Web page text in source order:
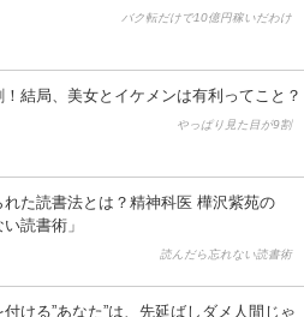
バク転だけで10億円稼いだわけ
結局、美女とイケメンは有利ってこと？
やっぱり見た目が9割
れた読書法とは？精神科医 樺沢紫苑の
読書術」
読んだら忘れない読書術
ける”あなた”は、先延ばしダメ人間じゃ